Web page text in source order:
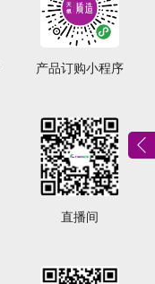
产品订购小程序
直播间